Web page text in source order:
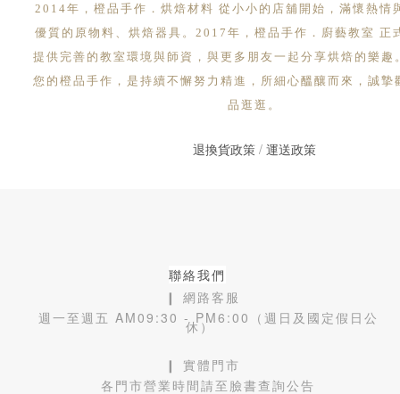
2014年，橙品手作．烘焙材料 從小小的店舖開始，滿懷熱情
優質的原物料、烘焙器具。2017年，橙品手作．廚藝教室 正
提供完善的教室環境與師資，與更多朋友一起分享烘焙的樂趣
您的橙品手作，是持續不懈努力精進，所細心醞釀而來，誠摯
品逛逛。
退換貨政策/ 運送政策
聯絡我們
❙ 網路客服
週一至週五 AM09:30 - PM6:00（週日及國定假日公
休）
❙ 實體門市
各門市營業時間請至臉書查詢公告